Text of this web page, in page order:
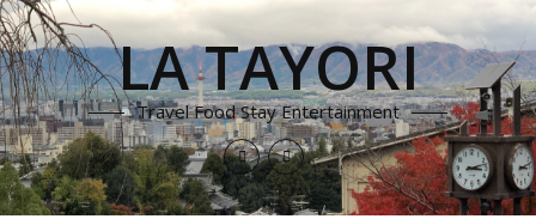
LA TAYORI
Travel Food Stay Entertainment